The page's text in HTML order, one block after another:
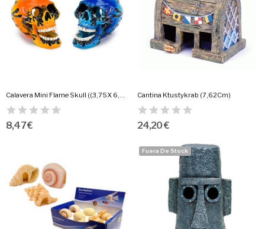
8,47 €
Cantina Ktustykrab (7,62Cm)
24,20 €
Fuera De Stock